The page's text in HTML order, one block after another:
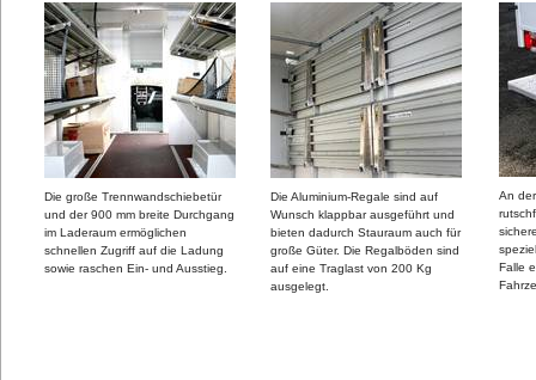
Die große Trennwandschiebetür
und der 900 mm breite Durchgang
im Laderaum ermöglichen
schnellen Zugriff auf die Ladung
sowie raschen Ein- und Ausstieg.
Die Aluminium-Regale sind auf
Wunsch klappbar ausgeführt und
bieten dadurch Stauraum auch für
große Güter. Die Regalböden sind
auf eine Traglast von 200 Kg
ausgelegt.
An
Falle